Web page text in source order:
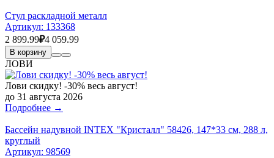
Стул раскладной металл
Артикул: 133368
2 899.99₽4 059.99
В корзину
ЛОВИ
Лови скидку! -30% весь август!
до 31 августа 2026
Подробнее →
Бассейн надувной INTEX "Кристалл" 58426, 147*33 см, 288 л,
круглый
Артикул: 98569